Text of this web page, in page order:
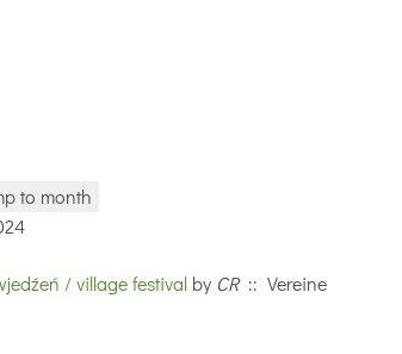
to month
/ village festival by CR:: Vereine